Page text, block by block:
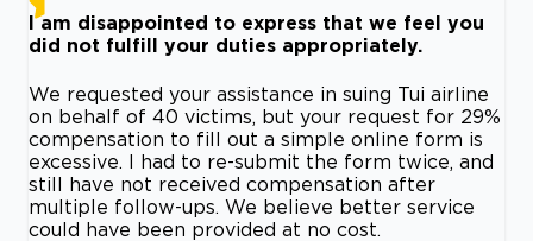
I am disappointed to express that we feel you
did not fulfill your duties appropriately.
We requested your assistance in suing Tui airline
on behalf of 40 victims, but your request for 29%
compensation to fill out a simple online form is
excessive. I had to re-submit the form twice, and
still have not received compensation after
multiple follow-ups. We believe better service
could have been provided at no cost.